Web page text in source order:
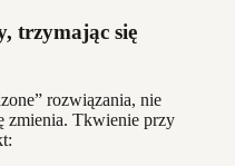
trzymając się
rozwiązania, nie
zmienia. Tkwienie przy